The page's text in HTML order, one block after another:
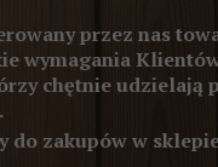
przez nas
wymagania
chętnie udzielają
do zakupów w